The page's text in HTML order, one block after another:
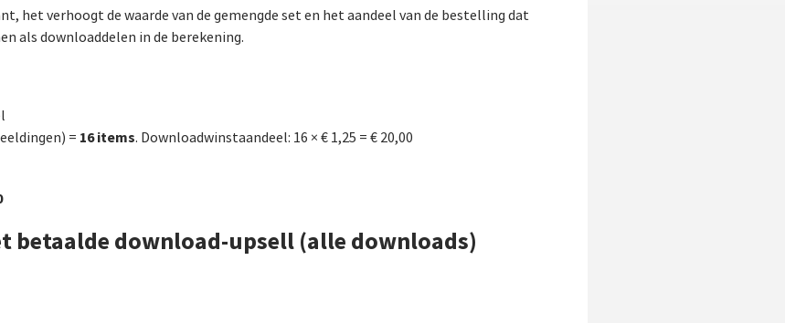
het verhoogt de waarde van de gemengde set en het aandeel van de bestelling dat
als downloaddelen in de berekening.
= 16 items. Downloadwinstaandeel: 16 × € 1,25 = € 20,00
betaalde download-upsell (alle downloads)